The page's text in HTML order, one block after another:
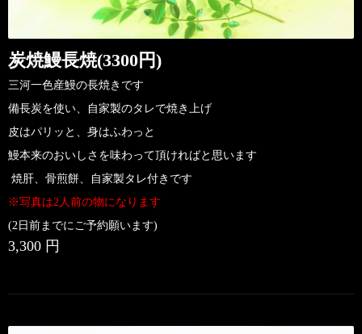
炭焼鰻長焼(3300円)
三河一色産鰻の長焼きです
備長炭を使い、自家製のタレで焼き上げ
皮はパリッと、身はふわっと
鰻本来のおいしさを味わって頂ければと思います
焼肝、骨煎餅、自家製タレ付きです
※写真は2人前の物になります
(2日前までにご予約願います)
3,300 円